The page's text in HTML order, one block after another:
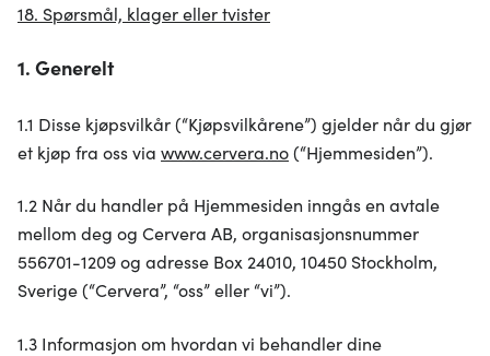
18. Spørsmål, klager eller tvister
1. Generelt
1.1 Disse kjøpsvilkår (“Kjøpsvilkårene”) gjelder når du gjør
et kjøp fra oss via www.cervera.no(“Hjemmesiden”).
1.2 Når du handler på Hjemmesiden inngås en avtale
mellom deg og Cervera AB, organisasjonsnummer
556701-1209 og adresse Box 24010, 10450 Stockholm,
Sverige (“Cervera”, “oss” eller “vi”).
1.3 Informasjon om hvordan vi behandler dine